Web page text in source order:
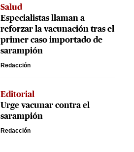
Salud
Especialistas llaman a
reforzar la vacunación tras el
primer caso importado de
sarampión
Redacción
Editorial
Urge vacunar contra el
sarampión
Redacción